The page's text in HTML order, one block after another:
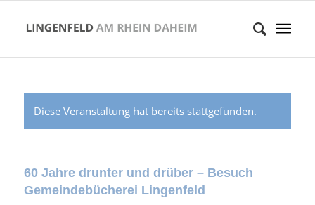
Diese Veranstaltung hat bereits stattgefunden.
60 Jahre drunter und drüber – Besuch
Gemeindebücherei Lingenfeld